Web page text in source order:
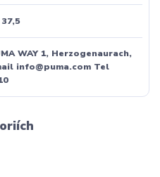
37,5
WAY 1, Herzogenaurach,
info@puma.com Tel